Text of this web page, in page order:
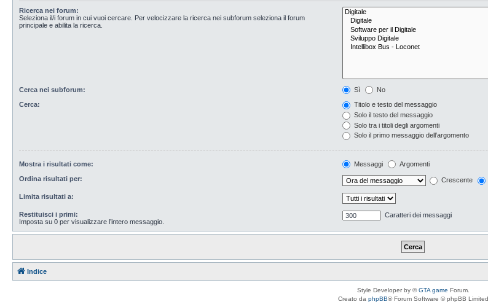
Ricerca nei forum:
Seleziona il/i forum in cui vuoi cercare. Per velocizzare la ricerca nei subforum seleziona il forum
principale e abilita la ricerca.
Cerca nei subforum: Sì No
Cerca:
Titolo e testo del messaggio
Solo il testo del messaggio
Solo tra i titoli degli argomenti
Solo il primo messaggio dell’argomento
Mostra i risultati come: Messaggi Argomenti
Ordina risultati per: Crescente
Limita risultati a:
Restituisci i primi:
Imposta su 0 per visualizzare l’intero messaggio.
Caratteri dei messaggi
Indice
Style Developer by ©GTA game Forum.
Creato da phpBB® Forum Software © phpBB Limited